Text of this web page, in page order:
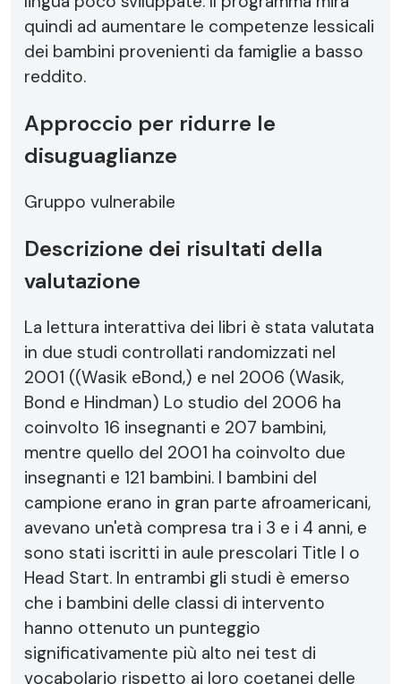
quindi ad aumentare le competenze lessicali
dei bambini provenienti da famiglie a basso
reddito.
Approccio per ridurre le
disuguaglianze
Gruppo vulnerabile
Descrizione dei risultati della
valutazione
La lettura interattiva dei libri è stata valutata
in due studi controllati randomizzati nel
2001 ((Wasik eBond,) e nel 2006 (Wasik,
Bond e Hindman) Lo studio del 2006 ha
coinvolto 16 insegnanti e 207 bambini,
mentre quello del 2001 ha coinvolto due
insegnanti e 121 bambini. I bambini del
campione erano in gran parte afroamericani,
avevano un'età compresa tra i 3 e i 4 anni, e
sono stati iscritti in aule prescolari Title I o
Head Start. In entrambi gli studi è emerso
che i bambini delle classi di intervento
hanno ottenuto un punteggio
significativamente più alto nei test di
vocabolario rispetto ai loro coetanei delle